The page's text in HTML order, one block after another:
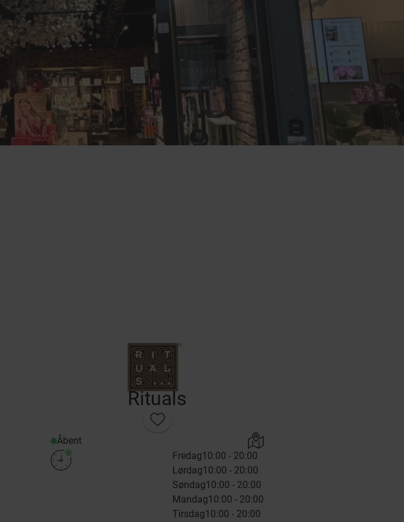
Rituals
Åbent
Fredag10:00 - 20:00
Lørdag10:00 - 20:00
Søndag10:00 - 20:00
Mandag10:00 - 20:00
Tirsdag10:00 - 20:00